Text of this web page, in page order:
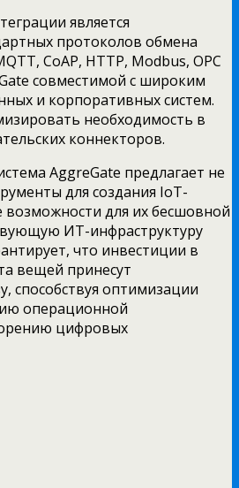
является
протоколов обмена
CoAP, HTTP, Modbus, OPC
совместимой с широким
и корпоративных систем.
необходимость в
коннекторов.
AggreGate предлагает не
для создания IoT-
возможности для их бесшовной
ИТ-инфраструктуру
что инвестиции в
вещей принесут
способствуя оптимизации
операционной
цифровых